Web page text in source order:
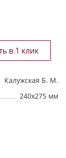
Калужская Б. М.
240х275 мм